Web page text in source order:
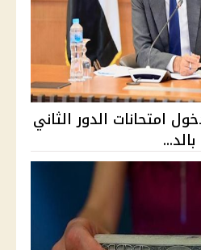
امتحانات الدور الثاني